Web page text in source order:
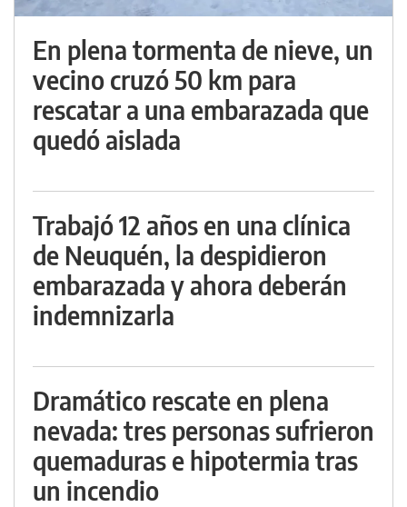
En plena tormenta de nieve, un
vecino cruzó 50 km para
rescatar a una embarazada que
quedó aislada
Trabajó 12 años en una clínica
de Neuquén, la despidieron
embarazada y ahora deberán
indemnizarla
Dramático rescate en plena
nevada: tres personas sufrieron
quemaduras e hipotermia tras
un incendio